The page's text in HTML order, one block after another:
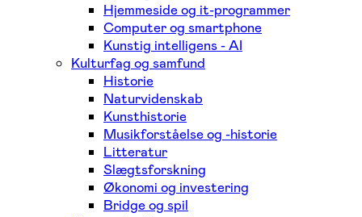
Hjemmeside og it-programmer
Computer og smartphone
Kunstig intelligens - AI
Kulturfag og samfund
Historie
Naturvidenskab
Kunsthistorie
Musikforståelse og -historie
Litteratur
Slægtsforskning
Økonomi og investering
Bridge og spil